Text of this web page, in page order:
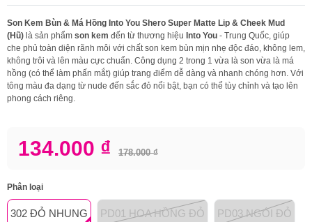
Son Kem Bùn & Má Hồng Into You Shero Super Matte Lip & Cheek Mud
(Hũ) là sản phẩm son kem đến từ thương hiệu Into You - Trung Quốc, giúp
che phủ toàn diện rãnh môi với chất son kem bùn mịn nhẹ độc đáo, không lem,
không trôi và lên màu cực chuẩn. Công dụng 2 trong 1 vừa là son vừa là má
hồng (có thể làm phấn mắt) giúp trang điểm dễ dàng và nhanh chóng hơn. Với
tông màu đa dạng từ nude đến sắc đỏ nổi bật, bạn có thể tùy chỉnh và tạo lên
phong cách riêng.
134.000 ₫ 178.000 ₫
Phân loại
302 ĐỎ NHUNG PD01 HOA HỒNG ĐỎ PD03 NGÓI ĐỎ